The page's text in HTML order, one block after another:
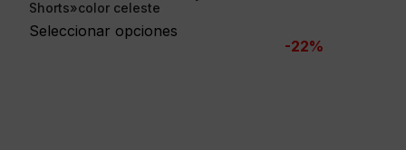
Shorts»color celeste
Seleccionar opciones
era:
es:
-22%